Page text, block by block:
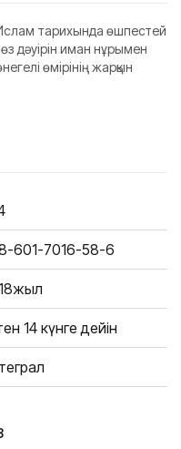
тарихында өшпестей
өз дәуірін иман нұрымен
өмірінің жарқын
601-7016-58-6
14 күнге дейін